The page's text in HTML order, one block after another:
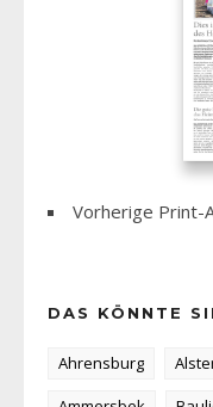
Vorherige Print-
DAS KÖNNTE
Ahrensburg